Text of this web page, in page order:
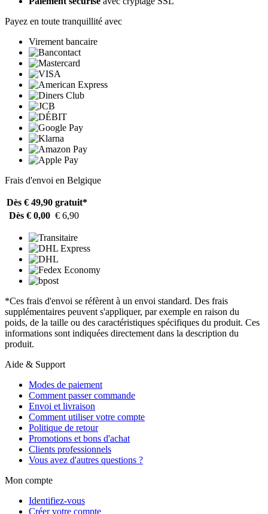
Payez en toute tranquillité avec
Virement bancaire
Frais d'envoi en Belgique
Dès € 49,90 gratuit*
Dès € 0,00 € 6,90
*Ces frais d'envoi se réfèrent à un envoi standard. Des frais
supplémentaires peuvent s'appliquer, par exemple en raison du
poids, de la taille ou des caractéristiques spécifiques du produit. Ces
informations sont indiquées directement dans la description du
produit.
Aide & Support
Modes de paiement
Comment passer commande
Envoi et livraison
Comment utiliser votre compte
Politique de retour
Promotions et bons d'achat
Clients professionnels
Vous avez d'autres questions ?
Mon compte
Identifiez-vous
Créer votre compte